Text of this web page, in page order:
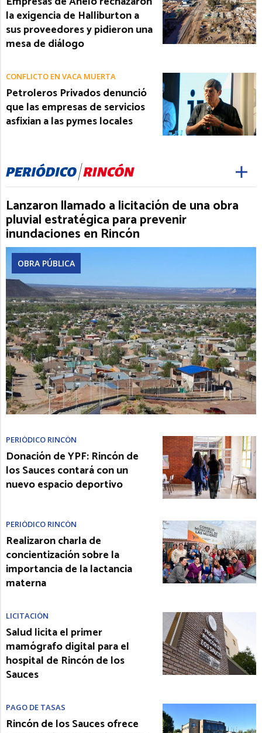
la exigencia de Halliburton a
sus proveedores y pidieron una
mesa de diálogo
CONFLICTO EN VACA MUERTA
Petroleros Privados denunció
que las empresas de servicios
asfixian a las pymes locales
Lanzaron llamado a licitación de una obra
pluvial estratégica para prevenir
inundaciones en Rincón
OBRA PÚBLICA
PERIÓDICO RINCÓN
Donación de YPF: Rincón de
los Sauces contará con un
nuevo espacio deportivo
PERIÓDICO RINCÓN
Realizaron charla de
concientización sobre la
importancia de la lactancia
materna
LICITACIÓN
Salud licita el primer
mamógrafo digital para el
hospital de Rincón de los
Sauces
PAGO DE TASAS
Rincón de los Sauces ofrece